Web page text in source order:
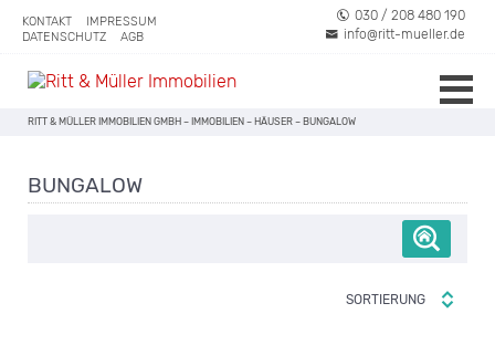
KONTAKT
IMPRESSUM
DATENSCHUTZ
AGB
030 / 208 480 190
info@ritt-mueller.de
RITT & MÜLLER IMMOBILIEN GMBH – IMMOBILIEN – HÄUSER – BUNGALOW
BUNGALOW
SORTIERUNG